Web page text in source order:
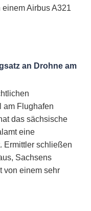
Airbus A321
an Drohne am
am Flughafen
das sächsische
eine
Ermittler schließen
Sachsens
von einem sehr